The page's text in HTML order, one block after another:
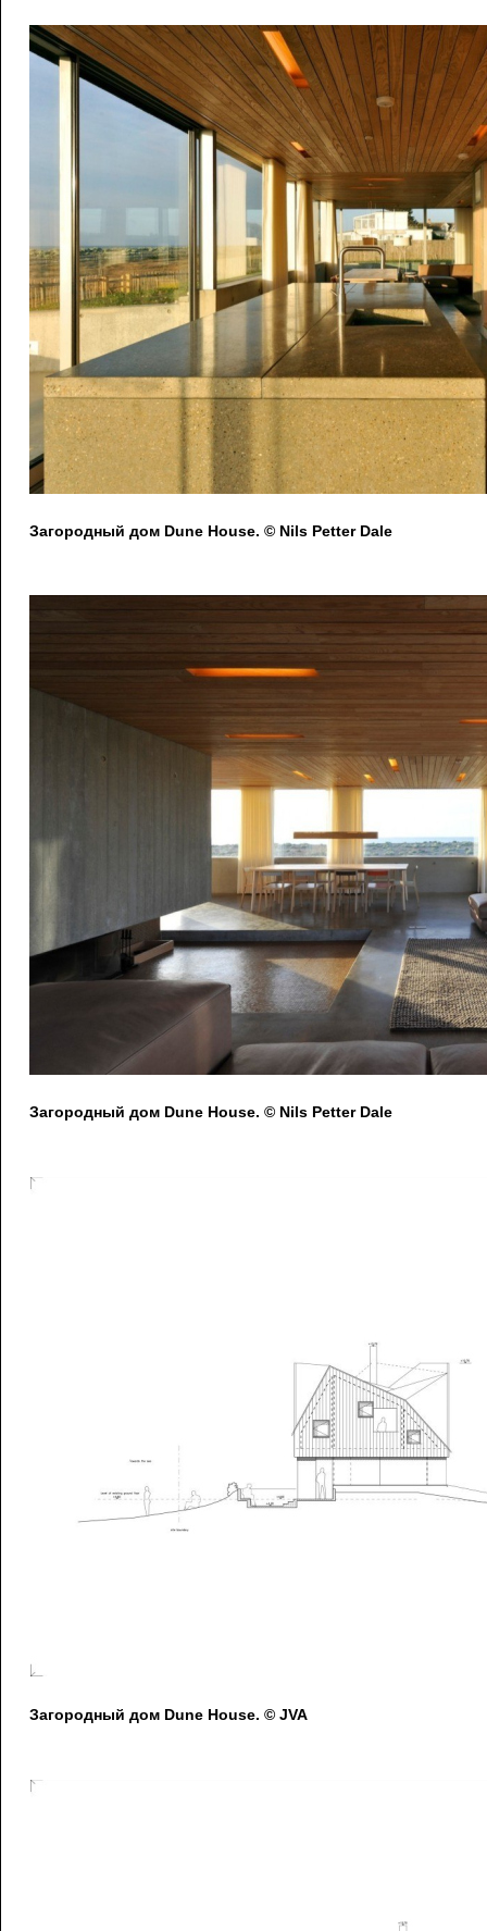
Загородный дом Dune House. © Nils Petter Dale
Загородный дом Dune House. © Nils Petter Dale
Загородный дом Dune House. © JVA